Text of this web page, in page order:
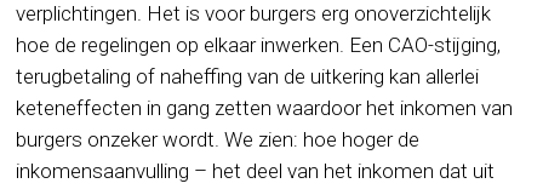
verplichtingen. Het is voor burgers erg onoverzichtelijk
hoe de regelingen op elkaar inwerken. Een CAO-stijging,
terugbetaling of naheffing van de uitkering kan allerlei
keteneffecten in gang zetten waardoor het inkomen van
burgers onzeker wordt. We zien: hoe hoger de
inkomensaanvulling – het deel van het inkomen dat uit